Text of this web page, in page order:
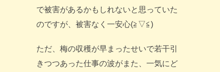
で被害があるかもしれないと思っていた
のですが、被害なく一安心(≧▽≦)
ただ、梅の収穫が早まったせいで若干引
きつつあった仕事の波がまた、一気にど